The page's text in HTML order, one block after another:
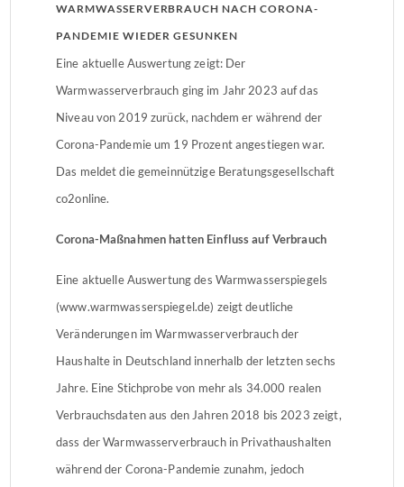
WARMWASSERVERBRAUCH NACH CORONA-
PANDEMIE WIEDER GESUNKEN
Eine aktuelle Auswertung zeigt: Der
Warmwasserverbrauch ging im Jahr 2023 auf das
Niveau von 2019 zurück, nachdem er während der
Corona-Pandemie um 19 Prozent angestiegen war.
Das meldet die gemeinnützige Beratungsgesellschaft
co2online.
Corona-Maßnahmen hatten Einfluss auf Verbrauch
Eine aktuelle Auswertung des Warmwasserspiegels
(www.warmwasserspiegel.de) zeigt deutliche
Veränderungen im Warmwasserverbrauch der
Haushalte in Deutschland innerhalb der letzten sechs
Jahre. Eine Stichprobe von mehr als 34.000 realen
Verbrauchsdaten aus den Jahren 2018 bis 2023 zeigt,
dass der Warmwasserverbrauch in Privathaushalten
während der Corona-Pandemie zunahm, jedoch